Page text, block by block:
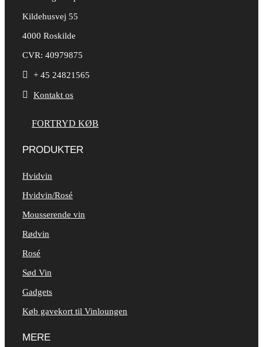
Kildehusvej 55
4000 Roskilde
CVR: 40979875
 + 45 24821565
 Kontakt os
FORTRYD KØB
PRODUKTER
Hvidvin
Hvidvin/Rosé
Mousserende vin
Rødvin
Rosé
Sød Vin
Gadgets
Køb gavekort til Vinloungen
MERE